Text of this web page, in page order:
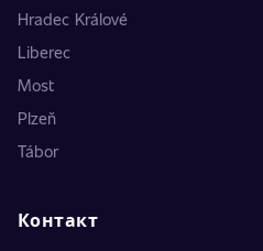
Hradec Králové
Liberec
Most
Plzeň
Tábor
Контакт